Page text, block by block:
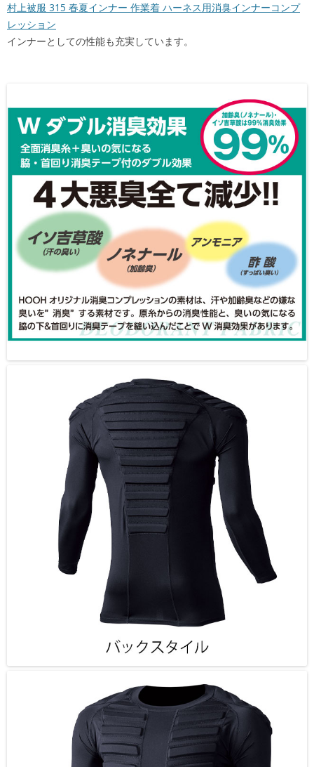
村上被服 315 春夏インナー 作業着 ハーネス用消臭インナーコンプ
レッション
インナーとしての性能も充実しています。